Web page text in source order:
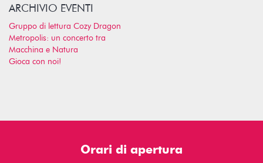
ARCHIVIO EVENTI
Gruppo di lettura Cozy Dragon
Metropolis: un concerto tra
Macchina e Natura
Gioca con noi!
Orari di apertura